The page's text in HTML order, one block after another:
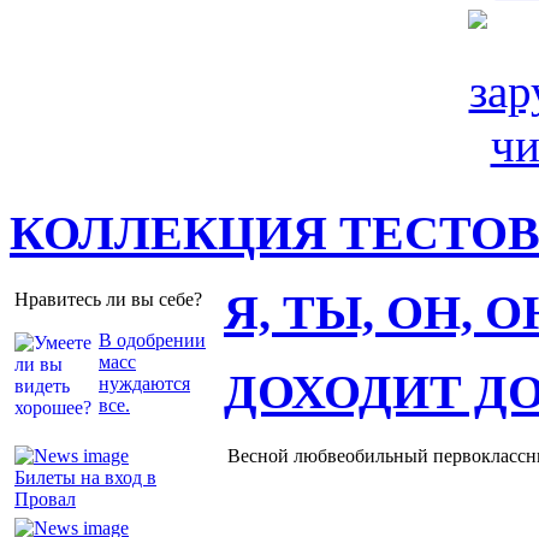
КОЛЛЕКЦИЯ ТЕСТОВ
Нравитесь ли вы себе?
В одобрении
масс
нуждаются
все.
Я, ТЫ, ОН,
Билеты на вход в
Провал
ДОХОДИТ
Весной любвеобильный